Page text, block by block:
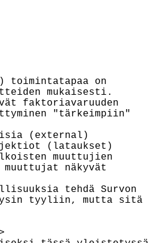
toimintatapaa on
mukaisesti.
faktoriavaruuden
"tärkeimpiin"
(external)
(lataukset)
muuttujien
näkyvät
tehdä Survon
tyyliin, mutta sitä